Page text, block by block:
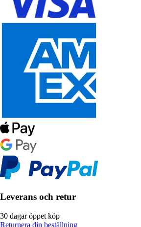
Leverans och retur
30 dagar öppet köp
Returnera din beställning